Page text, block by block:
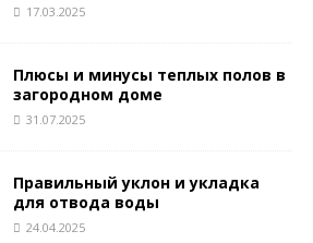
17.03.2025
Плюсы и минусы теплых полов в
загородном доме
31.07.2025
Правильный уклон и укладка
для отвода воды
24.04.2025